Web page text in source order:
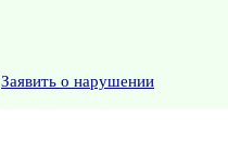
Заявить о нарушении